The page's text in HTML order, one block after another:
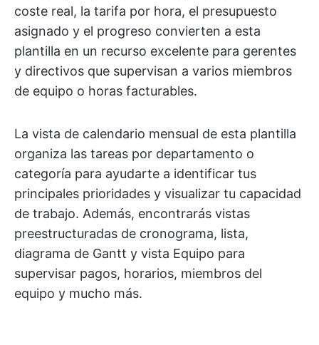
coste real, la tarifa por hora, el presupuesto
asignado y el progreso convierten a esta
plantilla en un recurso excelente para gerentes
y directivos que supervisan a varios miembros
de equipo o horas facturables.
La vista de calendario mensual de esta plantilla
organiza las tareas por departamento o
categoría para ayudarte a identificar tus
principales prioridades y visualizar tu capacidad
de trabajo. Además, encontrarás vistas
preestructuradas de cronograma, lista,
diagrama de Gantt y vista Equipo para
supervisar pagos, horarios, miembros del
equipo y mucho más.